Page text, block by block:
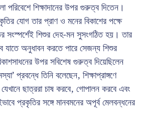
পরিবেশে শিক্ষাদানের উপর গুরুত্ব দিতেন।
যোগ তার প্রাণ ও মনের বিকাশের পক্ষে
শিশুর দেহ-মন সুসংগঠিত হয়। তার
যাতে অনুধাবন করতে পারে সেজন্য শিশুর
উপর সবিশেষ গুরুত্ব দিয়েছিলেন
প্রবন্ধে তিনি বলেছেন, শিক্ষাপ্রাঙ্গণে
ছাত্ররা চাষ করবে, গোপালন করবে এবং
প্রকৃতির সঙ্গে মানবমনের অপূর্ব মেলবন্ধনের